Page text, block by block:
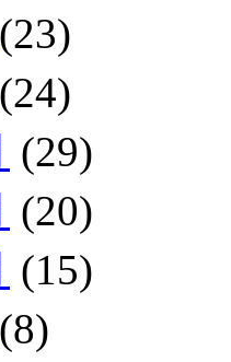
(23)
(24)
(29)
(20)
(15)
(8)